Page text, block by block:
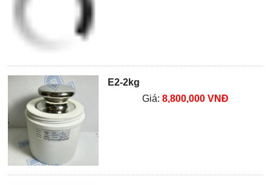
E2-2kg
Giá: 8,800,000 VNĐ